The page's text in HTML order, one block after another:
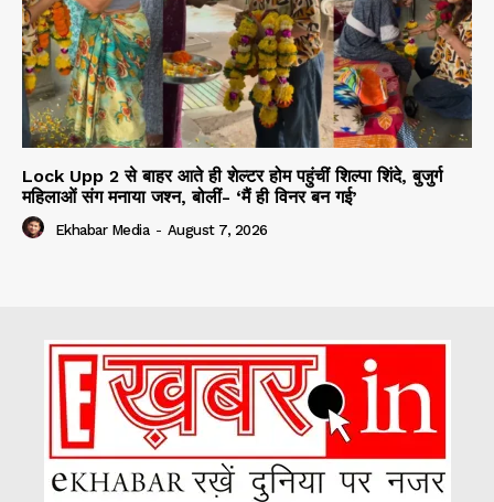
Lock Upp 2 से बाहर आते ही शेल्टर होम पहुंचीं शिल्पा शिंदे, बुजुर्ग
महिलाओं संग मनाया जश्न, बोलीं- ‘मैं ही विनर बन गई’
Ekhabar Media - August 7, 2026